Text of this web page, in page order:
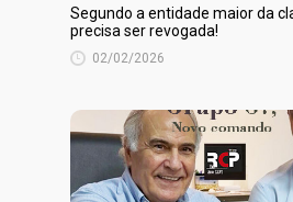
Segundo a entidade maior da
precisa ser revogada!
02/02/2026